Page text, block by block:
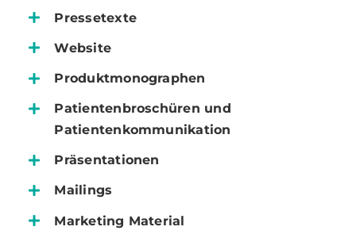
Pressetexte
Website
Produktmonographen
Patientenbroschüren und
Patientenkommunikation
Präsentationen
Mailings
Marketing Material